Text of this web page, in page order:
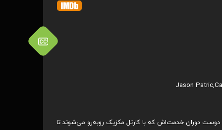
Jason Patric,
دوست دوران خدمت‌اش که با کارتل مکزیک روبه‌رو می‌شوند تا